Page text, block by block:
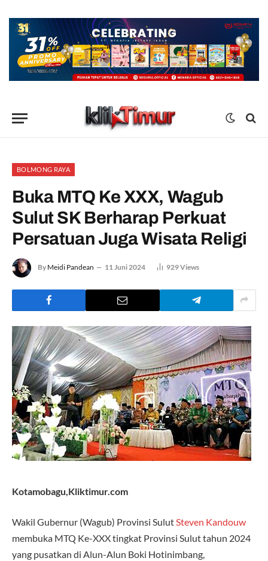
BOLMONG RAYA
Buka MTQ Ke XXX, Wagub
Sulut SK Berharap Perkuat
Persatuan Juga Wisata Religi
By Meidi Pandean 11 Juni 2024 929Views
Kotamobagu,Kliktimur.com
Wakil Gubernur (Wagub) Provinsi SulutSteven Kandouw
membuka MTQ Ke-XXX tingkat Provinsi Sulut tahun 2024
yang pusatkan di Alun-Alun Boki Hotinimbang,